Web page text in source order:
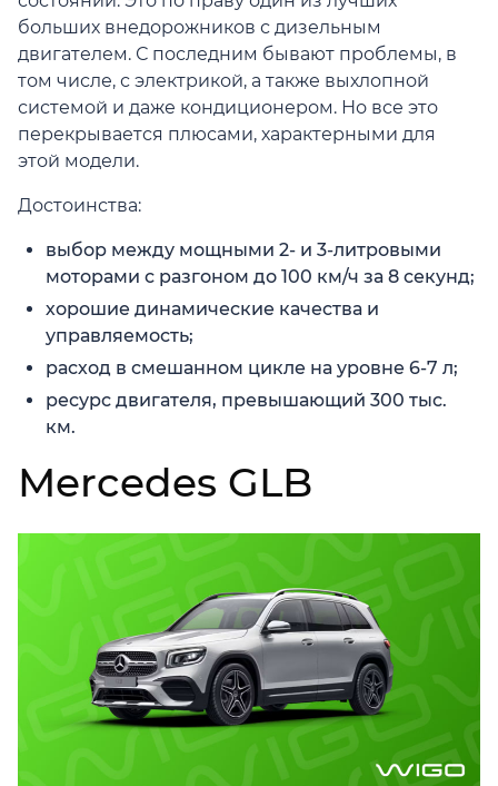
больших внедорожников с дизельным
двигателем. С последним бывают проблемы, в
том числе, с электрикой, а также выхлопной
системой и даже кондиционером. Но все это
перекрывается плюсами, характерными для
этой модели.
Достоинства:
выбор между мощными 2- и 3-литровыми
моторами с разгоном до 100 км/ч за 8 секунд;
хорошие динамические качества и
управляемость;
расход в смешанном цикле на уровне 6-7 л;
ресурс двигателя, превышающий 300 тыс.
км.
Mercedes GLB